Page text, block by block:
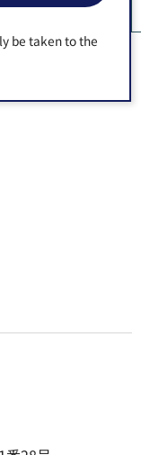
be taken to the